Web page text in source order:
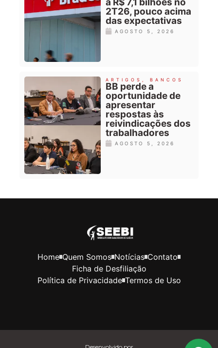
2T26, pouco acima
das expectativas
AGOSTO 5, 2026
ARTIGOS BANCOS
BB perde a
oportunidade de
apresentar
respostas às
reivindicações dos
trabalhadores
AGOSTO 5, 2026
Home Quem Somos Notícias Contato
Ficha de Desfiliação
Política de Privacidade Termos de Uso